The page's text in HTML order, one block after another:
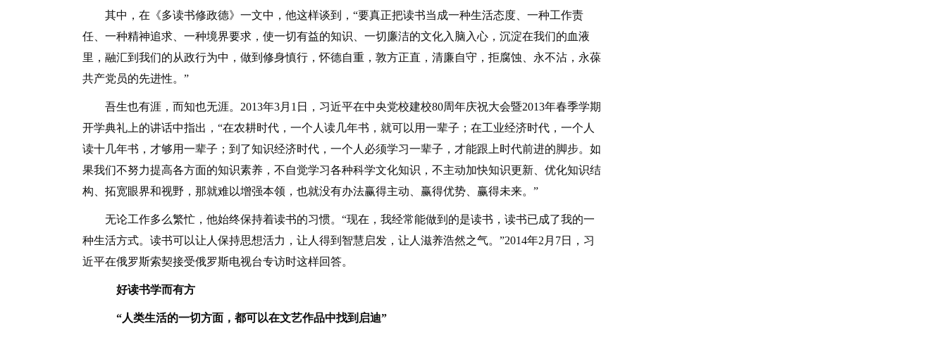
其中，在《多读书修政德》一文中，他这样谈到，“要真正把读书当成一种生活态度、一种工作责
任、一种精神追求、一种境界要求，使一切有益的知识、一切廉洁的文化入脑入心，沉淀在我们的血液
里，融汇到我们的从政行为中，做到修身慎行，怀德自重，敦方正直，清廉自守，拒腐蚀、永不沾，永葆
共产党员的先进性。”
吾生也有涯，而知也无涯。2013年3月1日，习近平在中央党校建校80周年庆祝大会暨2013年春季学期
开学典礼上的讲话中指出，“在农耕时代，一个人读几年书，就可以用一辈子；在工业经济时代，一个人
读十几年书，才够用一辈子；到了知识经济时代，一个人必须学习一辈子，才能跟上时代前进的脚步。如
果我们不努力提高各方面的知识素养，不自觉学习各种科学文化知识，不主动加快知识更新、优化知识结
构、拓宽眼界和视野，那就难以增强本领，也就没有办法赢得主动、赢得优势、赢得未来。”
无论工作多么繁忙，他始终保持着读书的习惯。“现在，我经常能做到的是读书，读书已成了我的一
种生活方式。读书可以让人保持思想活力，让人得到智慧启发，让人滋养浩然之气。”2014年2月7日，习
近平在俄罗斯索契接受俄罗斯电视台专访时这样回答。
好读书学而有方
“人类生活的一切方面，都可以在文艺作品中找到启迪”